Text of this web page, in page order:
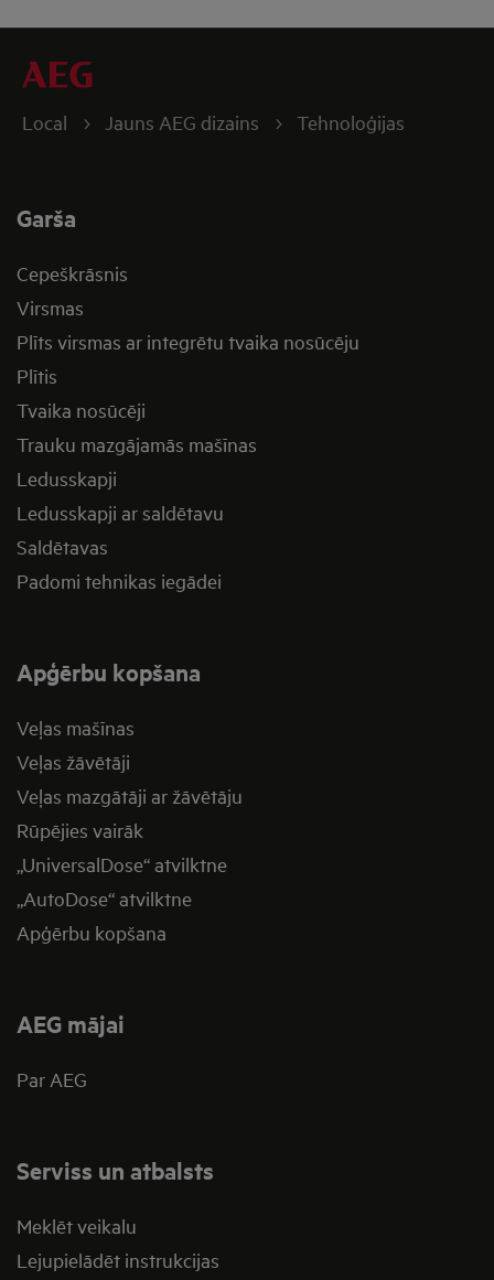
Local Jauns AEG dizains Tehnoloģijas
Garša
Cepeškrāsnis
Virsmas
Plīts virsmas ar integrētu tvaika nosūcēju
Plītis
Tvaika nosūcēji
Trauku mazgājamās mašīnas
Ledusskapji
Ledusskapji ar saldētavu
Saldētavas
Padomi tehnikas iegādei
Apģērbu kopšana
Veļas mašīnas
Veļas žāvētāji
Veļas mazgātāji ar žāvētāju
Rūpējies vairāk
„UniversalDose“ atvilktne
„AutoDose“ atvilktne
Apģērbu kopšana
AEG mājai
Par AEG
Serviss un atbalsts
Meklēt veikalu
Lejupielādēt instrukcijas